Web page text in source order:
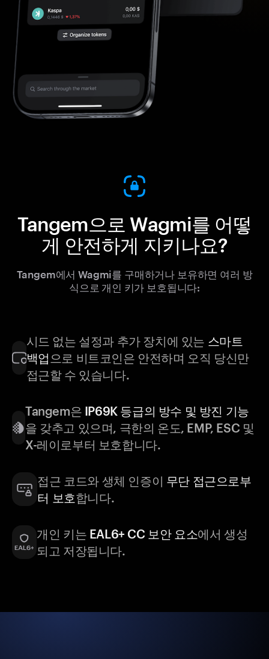
Tangem으로 Wagmi를 어떻
게 안전하게 지키나요?
Tangem에서 Wagmi를 구매하거나 보유하면 여러 방
식으로 개인 키가 보호됩니다:
시드 없는 설정과 추가 장치에 있는 스마트
백업 으로 비트코인은 안전하며 오직 당신만
접근할 수 있습니다.
Tangem은 IP69K 등급의 방수 및 방진 기능
을 갖추고 있으며, 극한의 온도, EMP, ESC 및
X-레이로부터 보호합니다.
접근 코드와 생체 인증이 무단 접근으로부
터 보호합니다.
개인 키는 EAL6+ CC 보안 요소에서 생성
되고 저장됩니다.